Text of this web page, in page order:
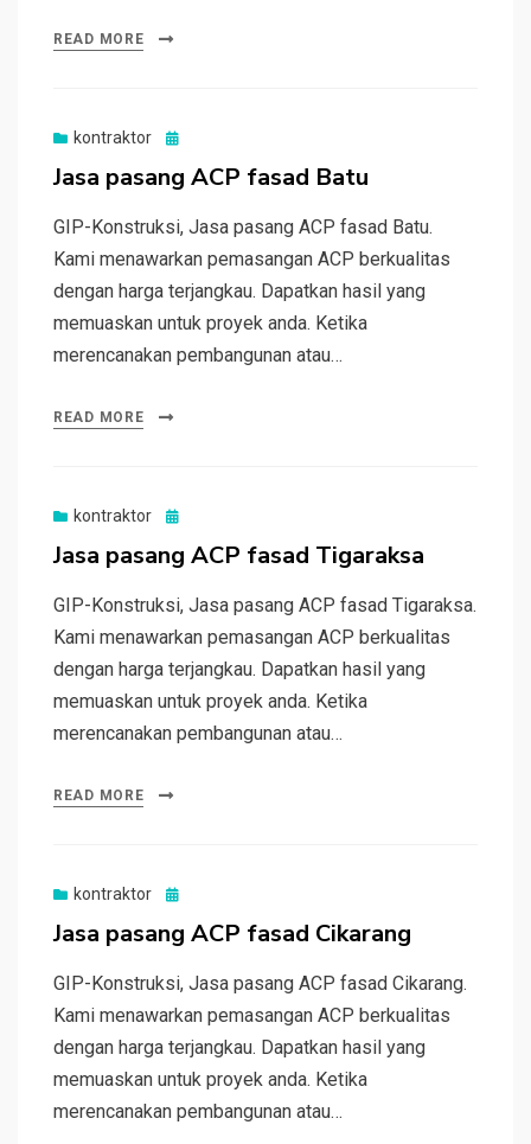
READ MORE
kontraktor
Posted
Jasa pasang ACP fasad Batu
GIP-Konstruksi, Jasa pasang ACP fasad Batu.
Kami menawarkan pemasangan ACP berkualitas
dengan harga terjangkau. Dapatkan hasil yang
memuaskan untuk proyek anda. Ketika
merencanakan pembangunan atau…
READ MORE
kontraktor
Posted
Jasa pasang ACP fasad Tigaraksa
GIP-Konstruksi, Jasa pasang ACP fasad Tigaraksa.
Kami menawarkan pemasangan ACP berkualitas
dengan harga terjangkau. Dapatkan hasil yang
memuaskan untuk proyek anda. Ketika
merencanakan pembangunan atau…
READ MORE
kontraktor
Posted
Jasa pasang ACP fasad Cikarang
GIP-Konstruksi, Jasa pasang ACP fasad Cikarang.
Kami menawarkan pemasangan ACP berkualitas
dengan harga terjangkau. Dapatkan hasil yang
memuaskan untuk proyek anda. Ketika
merencanakan pembangunan atau…